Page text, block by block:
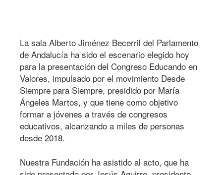
La sala Alberto Jiménez Becerril del Parlamento
de Andalucía ha sido el escenario elegido hoy
para la presentación del Congreso Educando en
Valores, impulsado por el movimiento Desde
Siempre para Siempre, presidido por María
Ángeles Martos, y que tiene como objetivo
formar a jóvenes a través de congresos
educativos, alcanzando a miles de personas
desde 2018.
Nuestra Fundación ha asistido al acto, que ha